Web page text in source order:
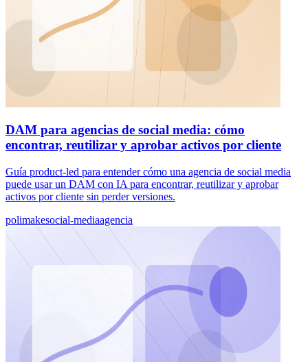
DAM para agencias de social media: cómo
encontrar, reutilizar y aprobar activos por cliente
Guía product-led para entender cómo una agencia de social media
puede usar un DAM con IA para encontrar, reutilizar y aprobar
activos por cliente sin perder versiones.
polimakesocial-mediaagencia